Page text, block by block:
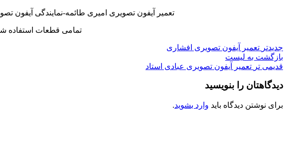
تعمیر آیفون تصویری امیری طائمه-نمایندگی آیفون
تمامی قطعات استفاده
جدیدتر تعمیر آیفون تصویری افشاری
بازگشت به لیست
قدیمی تر تعمیر آیفون تصویری عبادی استاد
دیدگاهتان را بنویسید
برای نوشتن دیدگاه باید وارد بشوید.